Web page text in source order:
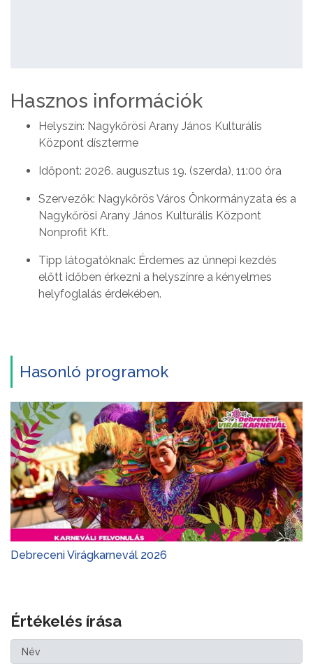
Hasznos információk
Helyszín: Nagykőrösi Arany János Kulturális
Központ díszterme
Időpont: 2026. augusztus 19. (szerda), 11:00 óra
Szervezők: Nagykőrös Város Önkormányzata és a
Nagykőrösi Arany János Kulturális Központ
Nonprofit Kft.
Tipp látogatóknak: Érdemes az ünnepi kezdés
előtt időben érkezni a helyszínre a kényelmes
helyfoglalás érdekében.
Hasonló programok
Debreceni Virágkarnevál 2026
Értékelés írása